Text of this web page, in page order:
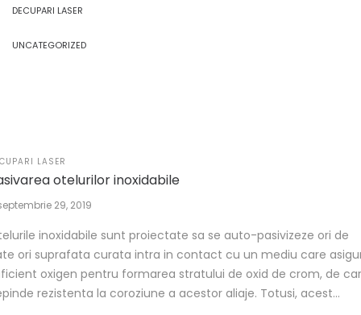
DECUPARI LASER
UNCATEGORIZED
LASER
otelurilor inoxidabile
29, 2019
inoxidabile sunt proiectate sa se auto-pasivizeze ori de
ori suprafata curata intra in contact cu un mediu care
oxigen pentru formarea stratului de oxid de crom, de
rezistenta la coroziune a acestor aliaje. Totusi, acest…